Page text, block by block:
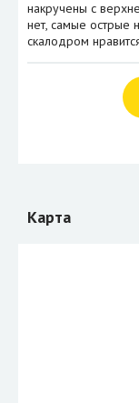
накручены с
нет, самые острые
скалодром
Карта